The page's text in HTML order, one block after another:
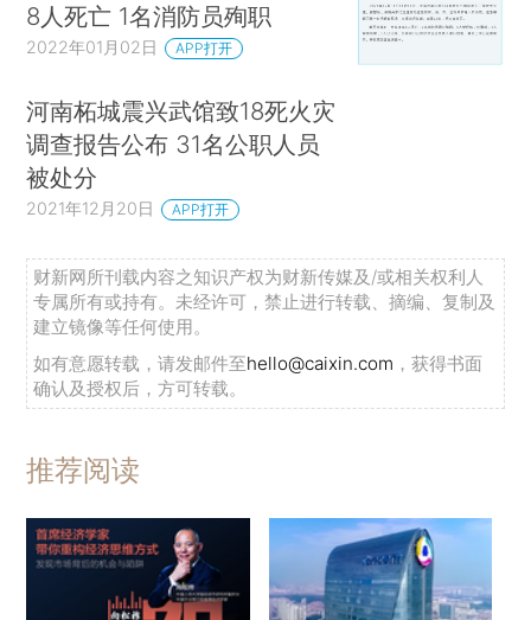
8人死亡 1名消防员殉职
2022年01月02日 APP打开
河南柘城震兴武馆致18死火灾
调查报告公布 31名公职人员
被处分
2021年12月20日 APP打开
财新网所刊载内容之知识产权为财新传媒及/或相关权利人
专属所有或持有。未经许可，禁止进行转载、摘编、复制及
建立镜像等任何使用。
如有意愿转载，请发邮件至hello@caixin.com ，获得书面
确认及授权后，方可转载。
推荐阅读